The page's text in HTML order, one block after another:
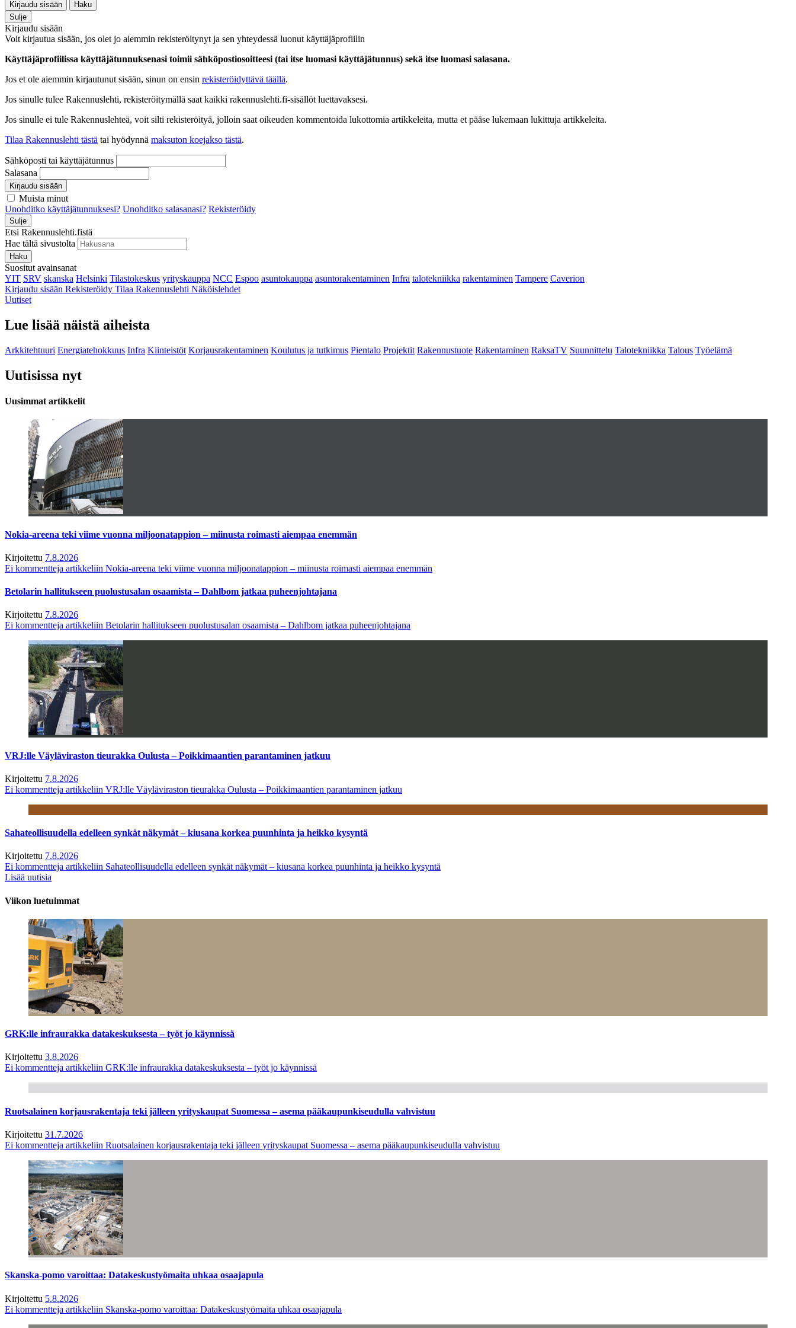
Kirjaudu sisään
Haku
Sulje
Kirjaudu sisään
Voit kirjautua sisään, jos olet jo aiemmin rekisteröitynyt ja sen yhteydessä luonut käyttäjäprofiilin
Käyttäjäprofiilissa käyttäjätunnuksenasi toimii sähköpostiosoitteesi (tai itse luomasi käyttäjätunnus) sekä itse luomasi salasana.
Jos et ole aiemmin kirjautunut sisään, sinun on ensin rekisteröidyttävä täällä.
Jos sinulle tulee Rakennuslehti, rekisteröitymällä saat kaikki rakennuslehti.fi-sisällöt luettavaksesi.
Jos sinulle ei tule Rakennuslehteä, voit silti rekisteröityä, jolloin saat oikeuden kommentoida lukottomia artikkeleita, mutta et pääse lukemaan lukittuja artikkeleita.
Tilaa Rakennuslehti tästä tai hyödynnä maksuton koejakso tästä.
Sähköposti tai käyttäjätunnus
Salasana
Kirjaudu sisään
Muista minut
Unohditko käyttäjätunnuksesi? Unohditko salasanasi? Rekisteröidy
Sulje
Etsi Rakennuslehti.fistä
Hae tältä sivustolta
Haku
Suositut avainsanat
YIT SRV skanska Helsinki Tilastokeskus yrityskauppa NCC Espoo asuntokauppa asuntorakentaminen Infra talotekniikka rakentaminen Tampere Caverion
Kirjaudu sisään Rekisteröidy Tilaa Rakennuslehti Näköislehdet
Uutiset
Lue lisää näistä aiheista
Arkkitehtuuri Energiatehokkuus Infra Kiinteistöt Korjausrakentaminen Koulutus ja tutkimus Pientalo Projektit Rakennustuote Rakentaminen RaksaTV Suunnittelu Talotekniikka Talous Työelämä
Uutisissa nyt
Uusimmat artikkelit
Nokia-areena teki viime vuonna miljoonatappion – miinusta roimasti aiempaa enemmän
Kirjoitettu 7.8.2026
Ei kommentteja artikkeliin Nokia-areena teki viime vuonna miljoonatappion – miinusta roimasti aiempaa enemmän
Betolarin hallitukseen puolustusalan osaamista – Dahlbom jatkaa puheenjohtajana
Kirjoitettu 7.8.2026
Ei kommentteja artikkeliin Betolarin hallitukseen puolustusalan osaamista – Dahlbom jatkaa puheenjohtajana
VRJ:lle Väyläviraston tieurakka Oulusta – Poikkimaantien parantaminen jatkuu
Kirjoitettu 7.8.2026
Ei kommentteja artikkeliin VRJ:lle Väyläviraston tieurakka Oulusta – Poikkimaantien parantaminen jatkuu
Sahateollisuudella edelleen synkät näkymät – kiusana korkea puunhinta ja heikko kysyntä
Kirjoitettu 7.8.2026
Ei kommentteja artikkeliin Sahateollisuudella edelleen synkät näkymät – kiusana korkea puunhinta ja heikko kysyntä
Lisää uutisia
Viikon luetuimmat
GRK:lle infraurakka datakeskuksesta – työt jo käynnissä
Kirjoitettu 3.8.2026
Ei kommentteja artikkeliin GRK:lle infraurakka datakeskuksesta – työt jo käynnissä
Ruotsalainen korjausrakentaja teki jälleen yrityskaupat Suomessa – asema pääkaupunkiseudulla vahvistuu
Kirjoitettu 31.7.2026
Ei kommentteja artikkeliin Ruotsalainen korjausrakentaja teki jälleen yrityskaupat Suomessa – asema pääkaupunkiseudulla vahvistuu
Skanska-pomo varoittaa: Datakeskustyömaita uhkaa osaajapula
Kirjoitettu 5.8.2026
Ei kommentteja artikkeliin Skanska-pomo varoittaa: Datakeskustyömaita uhkaa osaajapula